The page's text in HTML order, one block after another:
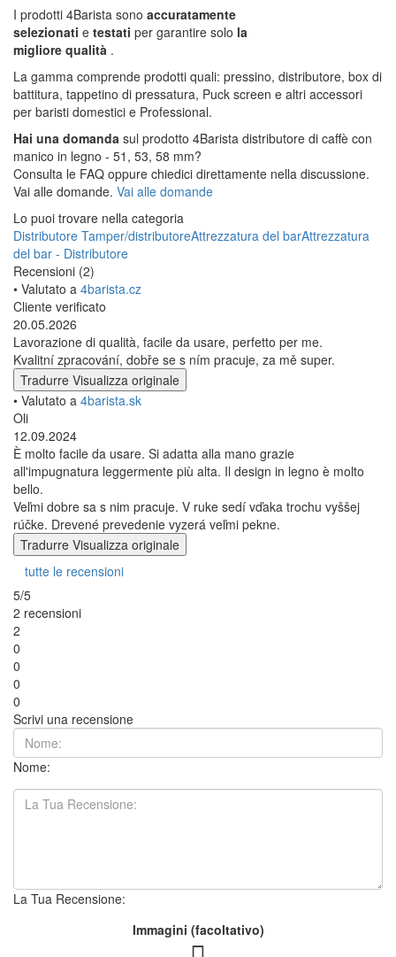
I prodotti 4Barista sono accuratamente
selezionati e testati per garantire solo la
migliore qualità .
La gamma comprende prodotti quali: pressino, distributore, box di
battitura, tappetino di pressatura, Puck screen e altri accessori
per baristi domestici e Professional.
Hai una domanda sul prodotto 4Barista distributore di caffè con
manico in legno - 51, 53, 58 mm?
Consulta le FAQ oppure chiedici direttamente nella discussione.
Vai alle domande. Vai alle domande
Lo puoi trovare nella categoria
Distributore Tamper/distributoreAttrezzatura del barAttrezzatura
del bar - Distributore
Recensioni (2)
• Valutato a 4barista.cz
Cliente verificato
20.05.2026
Lavorazione di qualità, facile da usare, perfetto per me.
Kvalitní zpracování, dobře se s ním pracuje, za mě super.
Tradurre Visualizza originale
• Valutato a 4barista.sk
Oli
12.09.2024
È molto facile da usare. Si adatta alla mano grazie
all'impugnatura leggermente più alta. Il design in legno è molto
bello.
Veľmi dobre sa s nim pracuje. V ruke sedí vďaka trochu vyššej
rúčke. Drevené prevedenie vyzerá veľmi pekne.
Tradurre Visualizza originale
tutte le recensioni
5/5
2 recensioni
2
0
0
0
0
Scrivi una recensione
Nome:
La Tua Recensione:
Immagini (facoltativo)